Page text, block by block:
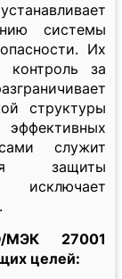
системы
Их
контроль за
структуры
эффективных
служит
защиты
исключает
МЭК 27001
целей: